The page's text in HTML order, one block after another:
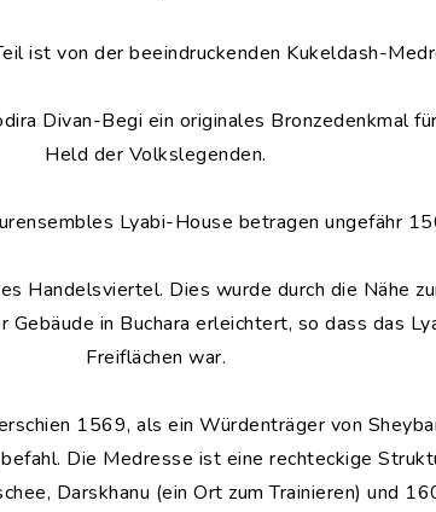
ist von der beeindruckenden Kukeldash-
Divan-Begi ein originales Bronzedenkmal
Held der Volkslegenden.
Lyabi-House betragen ungefähr
Handelsviertel. Dies wurde durch die Nähe
in Buchara erleichtert, so dass das
Freiflächen war.
1569, als ein Würdenträger von
Die Medresse ist eine rechteckige
Darskhanu (ein Ort zum Trainieren) und